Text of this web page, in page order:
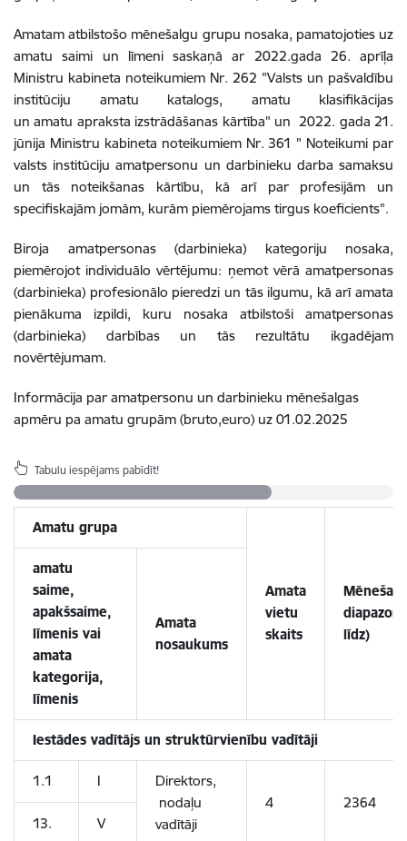
Amatam atbilstošo mēnešalgu grupu nosaka, pamatojoties uz
amatu saimi un līmeni saskaņā ar 2022.gada 26. aprīļa
Ministru kabineta noteikumiem Nr. 262 "Valsts un pašvaldību
institūciju amatu katalogs, amatu klasifikācijas
un amatu apraksta izstrādāšanas kārtība" un 2022. gada 21.
jūnija Ministru kabineta noteikumiem Nr. 361 " Noteikumi par
valsts institūciju amatpersonu un darbinieku darba samaksu
un tās noteikšanas kārtību, kā arī par profesijām un
specifiskajām jomām, kurām piemērojams tirgus koeficients".
Biroja amatpersonas (darbinieka) kategoriju nosaka,
piemērojot individuālo vērtējumu: ņemot vērā amatpersonas
(darbinieka) profesionālo pieredzi un tās ilgumu, kā arī amata
pienākuma izpildi, kuru nosaka atbilstoši amatpersonas
(darbinieka) darbības un tās rezultātu ikgadējam
novērtējumam.
Informācija par amatpersonu un darbinieku mēnešalgas
apmēru pa amatu grupām (bruto,euro) uz 01.02.2025
Tabulu iespējams pabīdīt!
Amatu grupa
Amata
vietu
skaits
līdz)
amatu
saime,
apakšsaime,
līmenis vai
amata
kategorija,
līmenis
Amata
nosaukums
Iestādes vadītājs un struktūrvienību vadītāji
1.1 I
Direktors,
nodaļu
vadītāji
4
2364
13.
V